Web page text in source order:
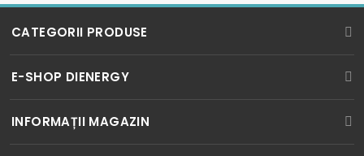
CATEGORII PRODUSE
BECURI LED
SPOTURI LED
TUBURI LED
E-SHOP DIENERGY
Cum cumpar?
Cum platesc?
INFORMAȚII MAGAZIN